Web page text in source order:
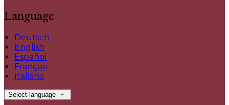
Language
Deutsch
English
Español
Français
Italiano
Select language